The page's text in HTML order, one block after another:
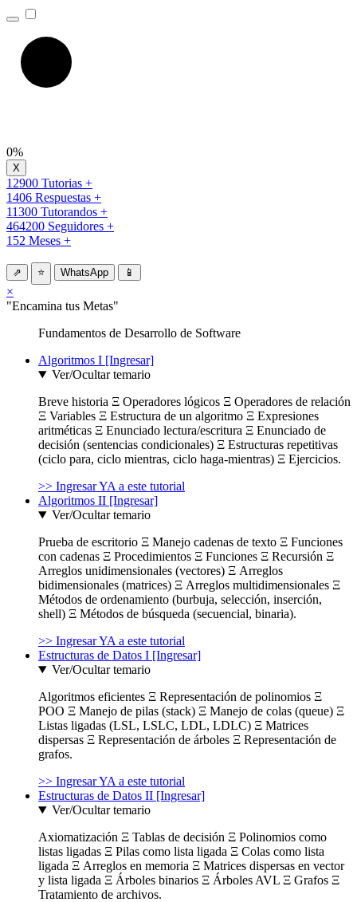
0%
12900 Tutorias +
1406 Respuestas +
11300 Tutorandos +
464200 Seguidores +
152 Meses +
⇗ ⭐ WhatsApp 📱
×
"Encamina tus Metas"
Fundamentos de Desarrollo de Software
Algoritmos I [Ingresar]
Ver/Ocultar temario
Breve historia Ξ Operadores lógicos Ξ Operadores de relación
Ξ Variables Ξ Estructura de un algoritmo Ξ Expresiones
aritméticas Ξ Enunciado lectura/escritura Ξ Enunciado de
decisión (sentencias condicionales) Ξ Estructuras repetitivas
(ciclo para, ciclo mientras, ciclo haga-mientras) Ξ Ejercicios.
>> Ingresar YA a este tutorial
Algoritmos II [Ingresar]
Ver/Ocultar temario
Prueba de escritorio Ξ Manejo cadenas de texto Ξ Funciones
con cadenas Ξ Procedimientos Ξ Funciones Ξ Recursión Ξ
Arreglos unidimensionales (vectores) Ξ Arreglos
bidimensionales (matrices) Ξ Arreglos multidimensionales Ξ
Métodos de ordenamiento (burbuja, selección, inserción,
shell) Ξ Métodos de búsqueda (secuencial, binaria).
>> Ingresar YA a este tutorial
Estructuras de Datos I [Ingresar]
Ver/Ocultar temario
Algoritmos eficientes Ξ Representación de polinomios Ξ
POO Ξ Manejo de pilas (stack) Ξ Manejo de colas (queue) Ξ
Listas ligadas (LSL, LSLC, LDL, LDLC) Ξ Matrices
dispersas Ξ Representación de árboles Ξ Representación de
grafos.
>> Ingresar YA a este tutorial
Estructuras de Datos II [Ingresar]
Ver/Ocultar temario
Axiomatización Ξ Tablas de decisión Ξ Polinomios como
listas ligadas Ξ Pilas como lista ligada Ξ Colas como lista
ligada Ξ Arreglos en memoria Ξ Matrices dispersas en vector
y lista ligada Ξ Árboles binarios Ξ Árboles AVL Ξ Grafos Ξ
Tratamiento de archivos.